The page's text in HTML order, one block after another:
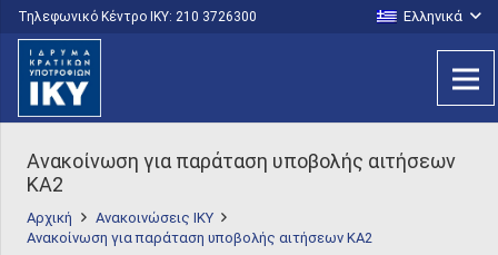
Τηλεφωνικό Κέντρο IKY: 210 3726300 Ελληνικά
Ανακοίνωση για παράταση υποβολής αιτήσεων
ΚΑ2
Αρχική
Ανακοινώσεις ΙΚΥ
Ανακοίνωση για παράταση υποβολής αιτήσεων ΚΑ2